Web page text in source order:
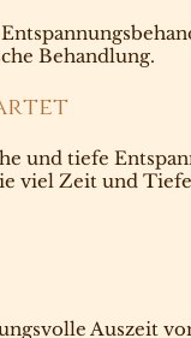
Behandlung.
und tiefe
viel Zeit und
Auszeit